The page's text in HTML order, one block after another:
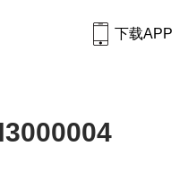
下载APP